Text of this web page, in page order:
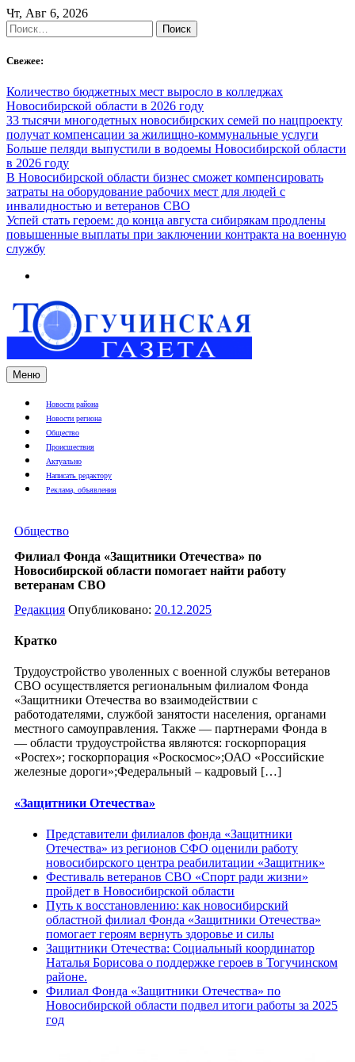
Skip
to
content
Чт, Авг 6, 2026
Найти:
Свежее:
Количество бюджетных мест выросло в колледжах
Новосибирской области в 2026 году
33 тысячи многодетных новосибирских семей по нацпроекту
получат компенсации за жилищно-коммунальные услуги
Больше пеляди выпустили в водоемы Новосибирской области
в 2026 году
В Новосибирской области бизнес сможет компенсировать
затраты на оборудование рабочих мест для людей с
инвалидностью и ветеранов СВО
Успей стать героем: до конца августа сибирякам продлены
повышенные выплаты при заключении контракта на военную
службу
Меню
Новости района
Новости региона
Общество
Происшествия
Актуально
Написать редактору
Реклама, объявления
Общество
Филиал Фонда «Защитники Отечества» по
Новосибирской области помогает найти работу
ветеранам СВО
Редакция Опубликовано: 20.12.2025
Кратко
Трудоустройство уволенных c военной службы ветеранов
СВО осуществляется региональным филиалом Фонда
«Защитники Отечества во взаимодействии с
работодателями, службой занятости населения, органами
местного самоуправления. Также — партнерами Фонда в
— области трудоустройства являются: госкорпорация
«Pocrex»; госкорпорация «Роскосмос»;ОАО «Российские
железные дороги»;Федеральный – кадровый […]
«Защитники Отечества»
Представители филиалов фонда «Защитники
Отечества» из регионов СФО оценили работу
новосибирского центра реабилитации «Защитник»
Фестиваль ветеранов СВО «Спорт ради жизни»
пройдет в Новосибирской области
Путь к восстановлению: как новосибирский
областной филиал Фонда «Защитники Отечества»
помогает героям вернуть здоровье и силы
Защитники Отечества: Социальный координатор
Наталья Борисова о поддержке героев в Тогучинском
районе.
Филиал Фонда «Защитники Отечества» по
Новосибирской области подвел итоги работы за 2025
год